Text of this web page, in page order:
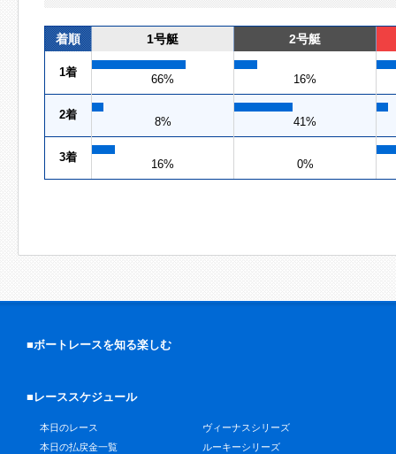
着順 1号艇 2号艇
1着
66% 16%
2着
8% 41%
3着
16% 0%
■ボートレースを知る楽しむ
■レーススケジュール
本日のレース
本日の払戻金一覧
ヴィーナスシリーズ
ルーキーシリーズ